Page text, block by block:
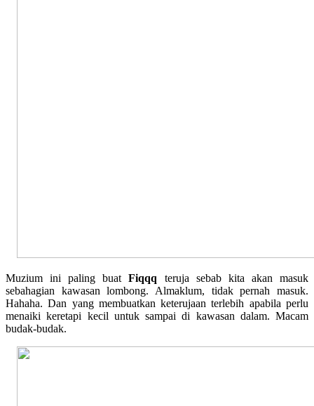
Muzium ini paling buatFiqqq teruja sebab kita akan masuk
sebahagian kawasan lombong. Almaklum, tidak pernah masuk.
Hahaha. Dan yang membuatkan keterujaan terlebih apabila perlu
menaiki keretapi kecil untuk sampai di kawasan dalam. Macam
budak-budak.